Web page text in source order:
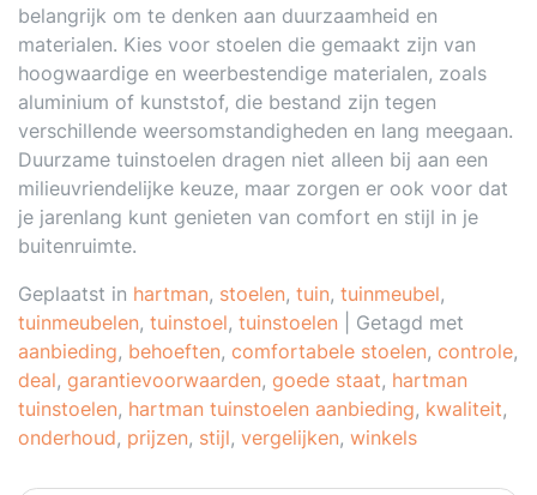
belangrijk om te denken aan duurzaamheid en
materialen. Kies voor stoelen die gemaakt zijn van
hoogwaardige en weerbestendige materialen, zoals
aluminium of kunststof, die bestand zijn tegen
verschillende weersomstandigheden en lang meegaan.
Duurzame tuinstoelen dragen niet alleen bij aan een
milieuvriendelijke keuze, maar zorgen er ook voor dat
je jarenlang kunt genieten van comfort en stijl in je
buitenruimte.
Geplaatst in hartman, stoelen, tuin, tuinmeubel,
tuinmeubelen, tuinstoel, tuinstoelen
Getagd met
aanbieding, behoeften, comfortabele stoelen, controle,
deal, garantievoorwaarden, goede staat, hartman
tuinstoelen, hartman tuinstoelen aanbieding, kwaliteit,
onderhoud, prijzen, stijl, vergelijken, winkels